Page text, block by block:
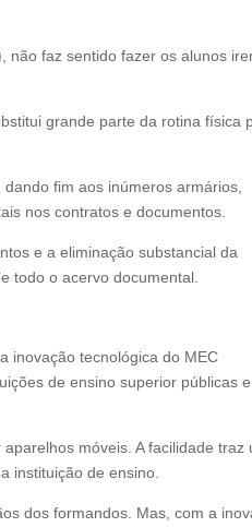
não faz sentido fazer os alunos
grande parte da rotina física
fim aos inúmeros armários,
nos contratos e documentos.
e a eliminação substancial da
todo o acervo documental.
inovação tecnológica do MEC
de ensino superior públicas e
móveis. A facilidade traz
instituição de ensino.
dos formandos. Mas, com a